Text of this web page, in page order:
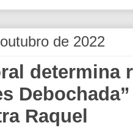
de 2022
determina
Raquel